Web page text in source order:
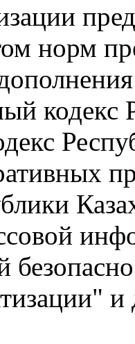
норм
кодекс
и